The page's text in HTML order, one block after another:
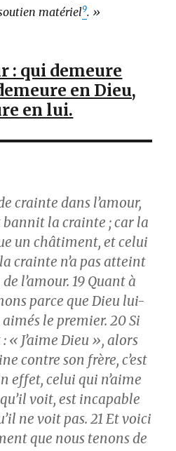
matériel9. »
: qui demeure
en Dieu,
en lui.
crainte dans l’amour,
bannit la crainte ; car la
un châtiment, et celui
crainte n’a pas atteint
l’amour. 19Quant à
parce que Dieu lui-
le premier. 20Si
« J’aime Dieu », alors
contre son frère, c’est
effet, celui qui n’aime
voit, est incapable
ne voit pas. 21 Et voici
que nous tenons de